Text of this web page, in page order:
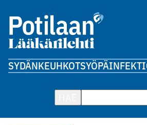
SYDÄNKEUHKOTSYÖPÄ